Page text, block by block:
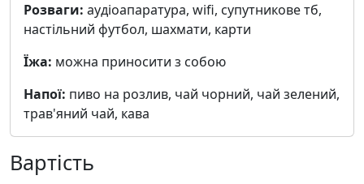
Розваги: аудіоапаратура, wifi, cупутникове тб,
настільний футбол, шахмати, карти
Їжа: можна приносити з собою
Напої: пиво на розлив, чай чорний, чай зелений,
трав'яний чай, кава
Вартість